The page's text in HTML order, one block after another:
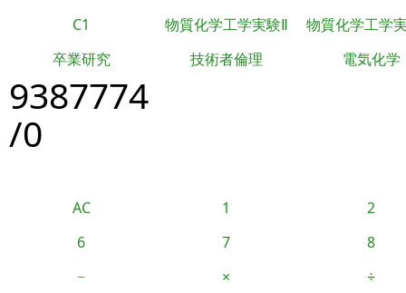
C1 物質化学工学実験Ⅱ
物質化学工学
卒業研究
技術者倫理 電気化学
9387774
/0
AC 1
2
6
7
8
−
× ÷